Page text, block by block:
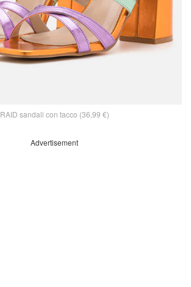
RAID sandali con tacco (36,99 €)
Advertisement